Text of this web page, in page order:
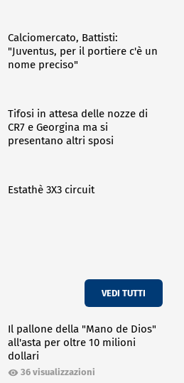
Calciomercato, Battisti:
"Juventus, per il portiere c'è un
nome preciso"
Tifosi in attesa delle nozze di
CR7 e Georgina ma si
presentano altri sposi
Estathè 3X3 circuit
VEDI TUTTI
Il pallone della "Mano de Dios"
all'asta per oltre 10 milioni
dollari
36 visualizzazioni